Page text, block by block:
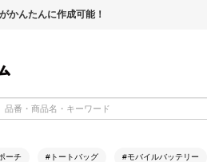
かんたんに作成可能！
ーチ #トートバッグ #モバイルバッテリー